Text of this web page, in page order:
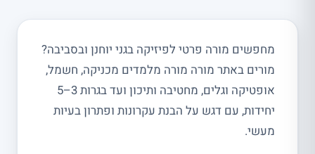
מחפשים מורה פרטי לפיזיקה בגני יוחנן ובסביבה?
מורים באתר מורה מורה מלמדים מכניקה, חשמל,
אופטיקה וגלים, מחטיבה ותיכון ועד בגרות 3–5
יחידות, עם דגש על הבנת עקרונות ופתרון בעיות
מעשי.